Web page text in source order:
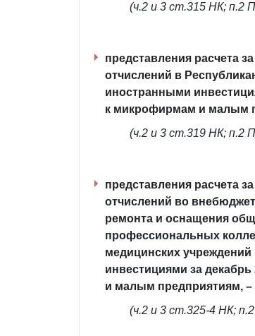
(ч.2 и 3 ст.315 НК; п.2
представления расчета
отчислений в
иностранными
к микрофирмам и малым
(ч.2 и 3 ст.319 НК; п.2
представления расчета за
отчислений во
ремонта и оснащения
профессиональных
медицинских
инвестициями за
и малым предприятиям, –
(ч.2 и 3 ст.325-4 НК;